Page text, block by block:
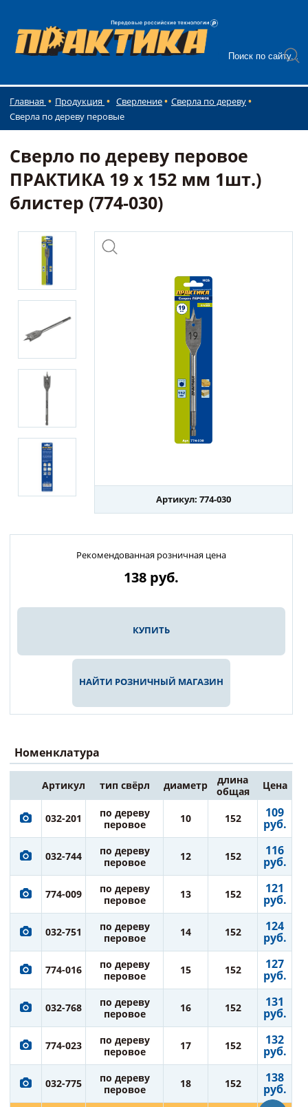
Главная Продукция Сверление
Сверла по дереву
Сверла по дереву перовые
Сверло по дереву перовое
ПРАКТИКА 19 х 152 мм 1шт.)
блистер (774-030)
Артикул: 774-030
Рекомендованная розничная цена
138 руб.
КУПИТЬ
НАЙТИ РОЗНИЧНЫЙ МАГАЗИН
Номенклатура
Артикул тип свёрл диаметр
длина
общая
Цена
032-201
по дереву
перовое
10 152 109
руб.
032-744
по дереву
перовое
12 152 116
руб.
774-009
по дереву
перовое
13 152 121
руб.
032-751
по дереву
перовое
14 152 124
руб.
774-016
по дереву
перовое
15 152 127
руб.
032-768
по дереву
перовое
16 152 131
руб.
774-023
по дереву
перовое
17 152 132
руб.
032-775
по дереву
перовое
18 152 138
руб.